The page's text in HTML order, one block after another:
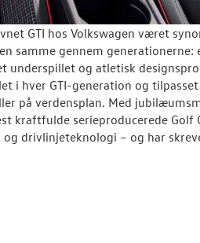
GTI hos Volkswagen været
samme gennem
og atletisk
i hver GTI-generation og
på verdensplan. Med
kraftfulde serieproducerede Golf
drivlinjeteknologi – og har